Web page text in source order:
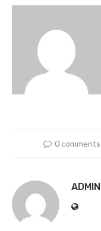
0 comments
ADMIN